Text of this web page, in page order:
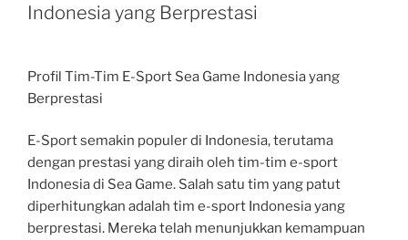
Indonesia yang Berprestasi
Profil Tim-Tim E-Sport Sea Game Indonesia yang
Berprestasi
E-Sport semakin populer di Indonesia, terutama
dengan prestasi yang diraih oleh tim-tim e-sport
Indonesia di Sea Game. Salah satu tim yang patut
diperhitungkan adalah tim e-sport Indonesia yang
berprestasi. Mereka telah menunjukkan kemampuan